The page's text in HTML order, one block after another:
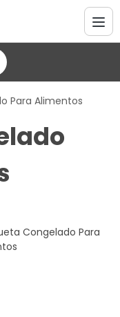
Para Alimentos